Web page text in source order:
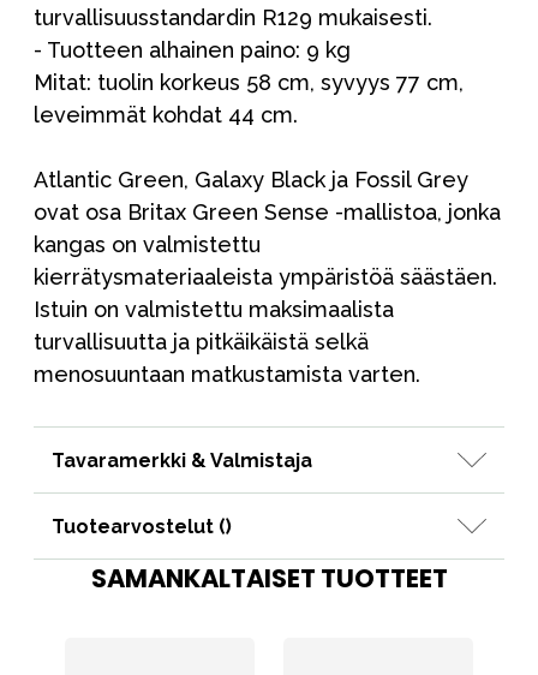
turvallisuusstandardin R129 mukaisesti.
- Tuotteen alhainen paino: 9 kg
Mitat: tuolin korkeus 58 cm, syvyys 77 cm,
leveimmät kohdat 44 cm.
Atlantic Green, Galaxy Black ja Fossil Grey
ovat osa Britax Green Sense -mallistoa, jonka
kangas on valmistettu
kierrätysmateriaaleista ympäristöä säästäen.
Istuin on valmistettu maksimaalista
turvallisuutta ja pitkäikäistä selkä
menosuuntaan matkustamista varten.
Tavaramerkki & Valmistaja
Tuotearvostelut ()
SAMANKALTAISET TUOTTEET